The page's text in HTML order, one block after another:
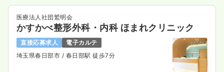
医療法人社団鷲明会
かすかべ整形外科・内科 ほまれクリニック
直接応募求人
電子カルテ
埼玉県春日部市 / 春日部駅 徒歩7分